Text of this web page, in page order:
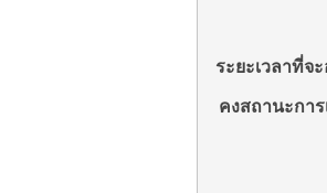
ระยะเวลาที่จ
คงสถานะกา